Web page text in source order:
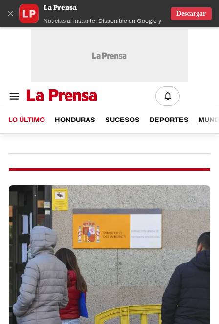
×
La Prensa
Noticias al instante. Disponible en Google y IOS
Descargar
LO ÚLTIMO HONDURAS SUCESOS DEPORTES